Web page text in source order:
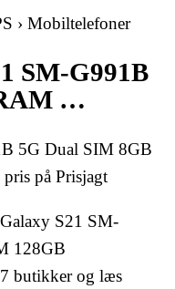
› Mobiltelefoner
SM-G991B
…
5G Dual SIM 8GB
på Prisjagt
S21 SM-
128GB
butikker og læs